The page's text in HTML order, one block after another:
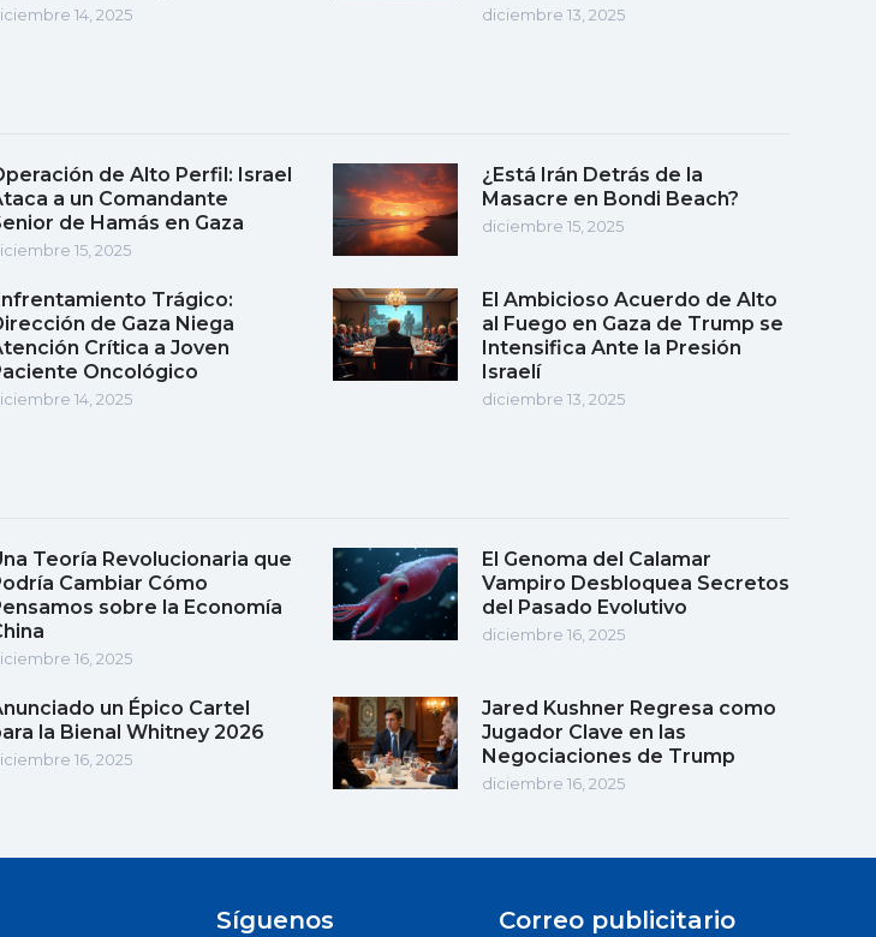
14, 2025 diciembre 13, 2025
de Alto Perfil: Israel
a un Comandante
de Hamás en Gaza
15, 2025
¿Está Irán Detrás de la
Masacre en Bondi Beach?
diciembre 15, 2025
Trágico:
de Gaza Niega
Crítica a Joven
Oncológico
14, 2025
El Ambicioso Acuerdo de Alto
al Fuego en Gaza de Trump se
Intensifica Ante la Presión
Israelí
diciembre 13, 2025
Teoría Revolucionaria que
Cambiar Cómo
sobre la Economía
16, 2025
El Genoma del Calamar
Vampiro Desbloquea Secretos
del Pasado Evolutivo
diciembre 16, 2025
un Épico Cartel
la Bienal Whitney 2026
16, 2025
Jared Kushner Regresa como
Jugador Clave en las
Negociaciones de Trump
diciembre 16, 2025
Síguenos Correo publicitario